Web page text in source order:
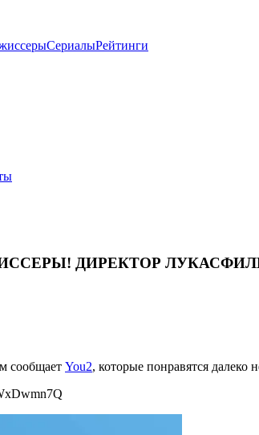
СериалыРейтинги
ДИРЕКТОР
сообщает You2, которые понравятся далеко